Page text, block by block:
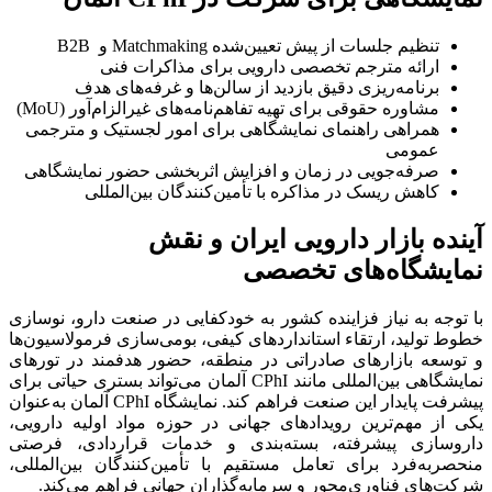
تنظیم جلسات از پیش تعیین‌شده Matchmaking و B2B
ارائه مترجم تخصصی دارویی برای مذاکرات فنی
برنامه‌ریزی دقیق بازدید از سالن‌ها و غرفه‌های هدف
مشاوره حقوقی برای تهیه تفاهم‌نامه‌های غیرالزام‌آور (MoU)
همراهی راهنمای نمایشگاهی برای امور لجستیک و مترجمی
عمومی
صرفه‌جویی در زمان و افزایش اثربخشی حضور نمایشگاهی
کاهش ریسک در مذاکره با تأمین‌کنندگان بین‌المللی
آینده بازار دارویی ایران و نقش
نمایشگاه‌های تخصصی
با توجه به نیاز فزاینده کشور به خودکفایی در صنعت دارو، نوسازی
خطوط تولید، ارتقاء استانداردهای کیفی، بومی‌سازی فرمولاسیون‌ها
و توسعه بازارهای صادراتی در منطقه، حضور هدفمند در تورهای
نمایشگاهی بین‌المللی مانند CPhI آلمان می‌تواند بستری حیاتی برای
پیشرفت پایدار این صنعت فراهم کند. نمایشگاه CPhI آلمان به‌عنوان
یکی از مهم‌ترین رویدادهای جهانی در حوزه مواد اولیه دارویی،
داروسازی پیشرفته، بسته‌بندی و خدمات قراردادی، فرصتی
منحصربه‌فرد برای تعامل مستقیم با تأمین‌کنندگان بین‌المللی،
شرکت‌های فناوری‌محور و سرمایه‌گذاران جهانی فراهم می‌کند.